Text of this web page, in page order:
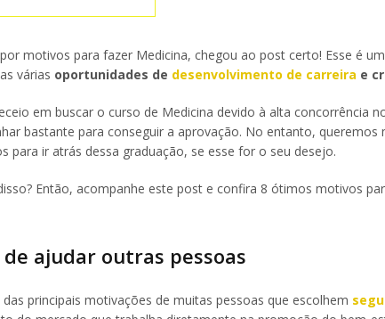
motivos para fazer Medicina, chegou ao post certo! Esse é
várias oportunidades de desenvolvimento de carreira e
em buscar o curso de Medicina devido à alta concorrência
bastante para conseguir a aprovação. No entanto, queremos
para ir atrás dessa graduação, se esse for o seu desejo.
Então, acompanhe este post e confira 8 ótimos motivos
ajudar outras pessoas
principais motivações de muitas pessoas que escolhem